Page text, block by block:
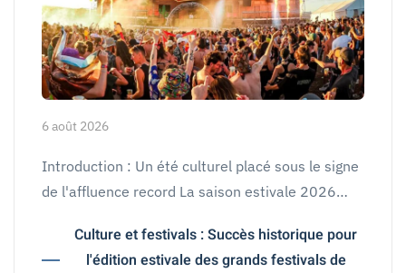
6 août 2026
Introduction : Un été culturel placé sous le signe
de l'affluence record La saison estivale 2026…
Culture et festivals : Succès historique pour
l'édition estivale des grands festivals de